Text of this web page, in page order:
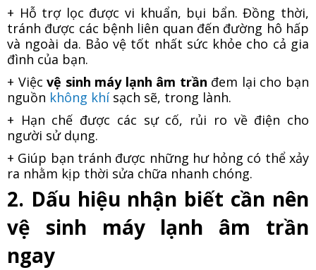
+ Hỗ trợ lọc được vi khuẩn, bụi bẩn. Đồng thời,
tránh được các bệnh liên quan đến đường hô hấp
và ngoài da. Bảo vệ tốt nhất sức khỏe cho cả gia
đình của bạn.
+ Việcvệ sinh máy lạnh âm trần đem lại cho bạn
nguồn không khísạch sẽ, trong lành.
+ Hạn chế được các sự cố, rủi ro về điện cho
người sử dụng.
+ Giúp bạn tránh được những hư hỏng có thể xảy
ra nhằm kịp thời sửa chữa nhanh chóng.
2. Dấu hiệu nhận biết cần nên
vệ sinh máy lạnh âm trần
ngay